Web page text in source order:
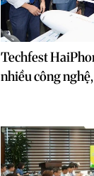
Techfest
nhiều công